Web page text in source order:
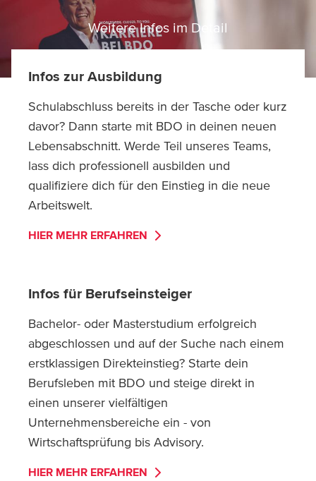
Weitere Infos im Detail
Infos zur Ausbildung
Schulabschluss bereits in der Tasche oder kurz
davor? Dann starte mit BDO in deinen neuen
Lebensabschnitt. Werde Teil unseres Teams,
lass dich professionell ausbilden und
qualifiziere dich für den Einstieg in die neue
Arbeitswelt.
HIER MEHR ERFAHREN
Infos für Berufseinsteiger
Bachelor- oder Masterstudium erfolgreich
abgeschlossen und auf der Suche nach einem
erstklassigen Direkteinstieg? Starte dein
Berufsleben mit BDO und steige direkt in
einen unserer vielfältigen
Unternehmensbereiche ein - von
Wirtschaftsprüfung bis Advisory.
HIER MEHR ERFAHREN